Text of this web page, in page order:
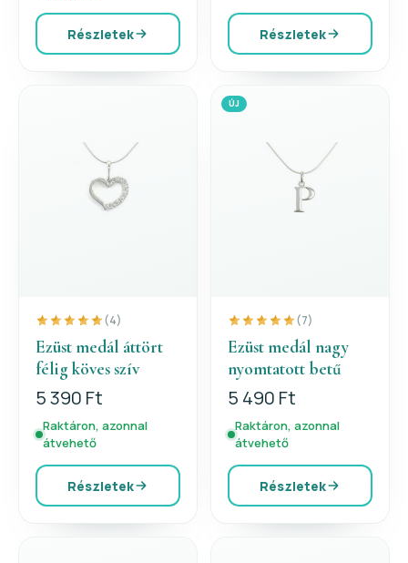
Részletek Részletek
(4)
Ezüst medál áttört
félig köves szív
5 390 Ft
Raktáron, azonnal
átvehető
Részletek
ÚJ
(7)
Ezüst medál nagy
nyomtatott betű
5 490 Ft
Raktáron, azonnal
átvehető
Részletek